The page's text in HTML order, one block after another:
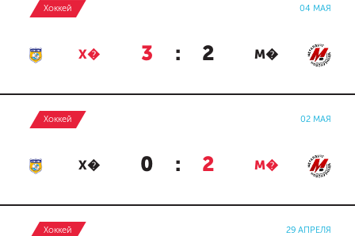
Хоккей 04 МАЯ
Х� 3 : 2 М�
Хоккей 02 МАЯ
Х� 0 : 2 М�
Хоккей 29 АПРЕЛЯ